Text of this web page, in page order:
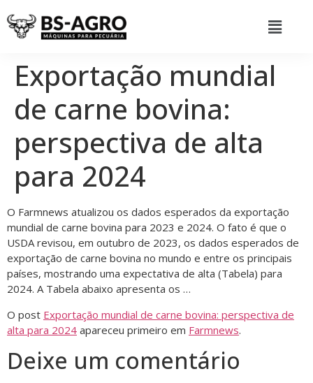
Exportação mundial
de carne bovina:
perspectiva de alta
para 2024
O Farmnews atualizou os dados esperados da exportação
mundial de carne bovina para 2023 e 2024. O fato é que o
USDA revisou, em outubro de 2023, os dados esperados de
exportação de carne bovina no mundo e entre os principais
países, mostrando uma expectativa de alta (Tabela) para
2024. A Tabela abaixo apresenta os …
O post Exportação mundial de carne bovina: perspectiva de
alta para 2024 apareceu primeiro em Farmnews.
Deixe um comentário